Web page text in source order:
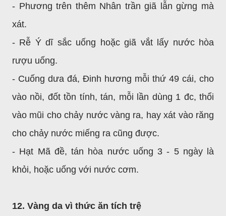
- Phương trên thêm Nhân trần giã lẫn gừng mà
xát.
- Rễ Ý dĩ sắc uống hoặc giã vắt lấy nước hòa
rượu uống.
- Cuống dưa đá, Đinh hương mỗi thứ 49 cái, cho
vào nồi, đốt tồn tính, tán, mỗi lần dùng 1 đc, thổi
vào mũi cho chảy nước vàng ra, hay xát vào răng
cho chảy nước miếng ra cũng được.
- Hạt Mã đề, tán hòa nước uống 3 - 5 ngày là
khỏi, hoặc uống với nước cơm.
12. Vàng da vì thức ăn tích trệ